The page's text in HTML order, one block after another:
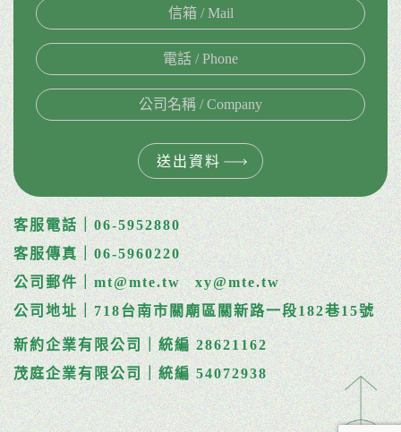
送出資料
客服電話｜06-5952880
客服傳真｜06-5960220
公司郵件｜mt@mte.tw xy@mte.tw
公司地址｜718台南市關廟區關新路一段182巷15號
新約企業有限公司｜統編 28621162
茂庭企業有限公司｜統編 54072938